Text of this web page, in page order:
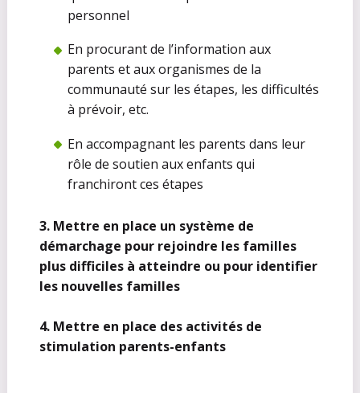
personnel
En procurant de l’information aux
parents et aux organismes de la
communauté sur les étapes, les difficultés
à prévoir, etc.
En accompagnant les parents dans leur
rôle de soutien aux enfants qui
franchiront ces étapes
3. Mettre en place un système de
démarchage pour rejoindre les familles
plus difficiles à atteindre ou pour identifier
les nouvelles familles
4. Mettre en place des activités de
stimulation parents-enfants